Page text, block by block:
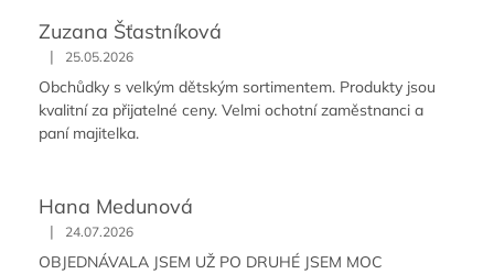
Zuzana Šťastníková
| 25.05.2026
Obchůdky s velkým dětským sortimentem. Produkty jsou
kvalitní za přijatelné ceny. Velmi ochotní zaměstnanci a
paní majitelka.
Hana Medunová
| 24.07.2026
OBJEDNÁVALA JSEM UŽ PO DRUHÉ JSEM MOC